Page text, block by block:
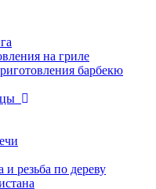
на гриле
барбекю
и резьба по дереву